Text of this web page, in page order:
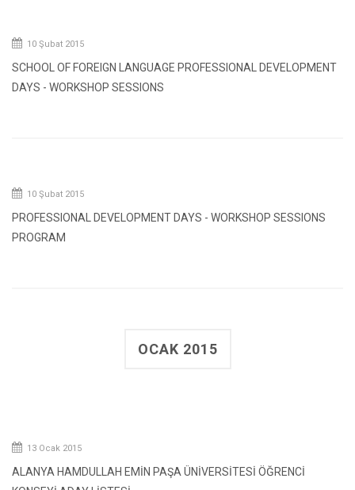
10 Şubat 2015
SCHOOL OF FOREIGN LANGUAGE PROFESSIONAL DEVELOPMENT
DAYS - WORKSHOP SESSIONS
10 Şubat 2015
PROFESSIONAL DEVELOPMENT DAYS - WORKSHOP SESSIONS
PROGRAM
OCAK 2015
13 Ocak 2015
ALANYA HAMDULLAH EMİN PAŞA ÜNİVERSİTESİ ÖĞRENCİ